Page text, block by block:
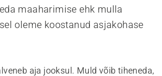
maaharimise ehk mulla
oleme koostanud asjakohase
aja jooksul. Muld võib tiheneda,